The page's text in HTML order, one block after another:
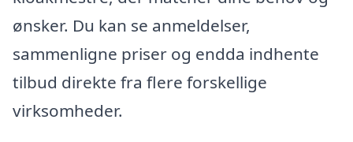
ønsker. Du kan se anmeldelser,
sammenligne priser og endda indhente
tilbud direkte fra flere forskellige
virksomheder.